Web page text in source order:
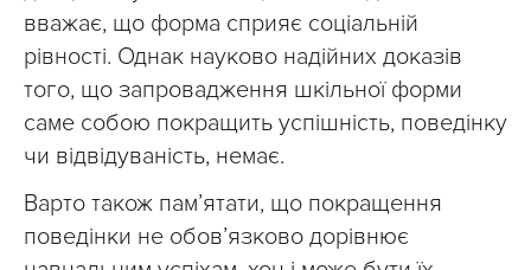
вважає, що форма сприяє соціальній
рівності. Однак науково надійних доказів
того, що запровадження шкільної форми
саме собою покращить успішність, поведінку
чи відвідуваність, немає.
Варто також пам’ятати, що покращення
поведінки не обов’язково дорівнює